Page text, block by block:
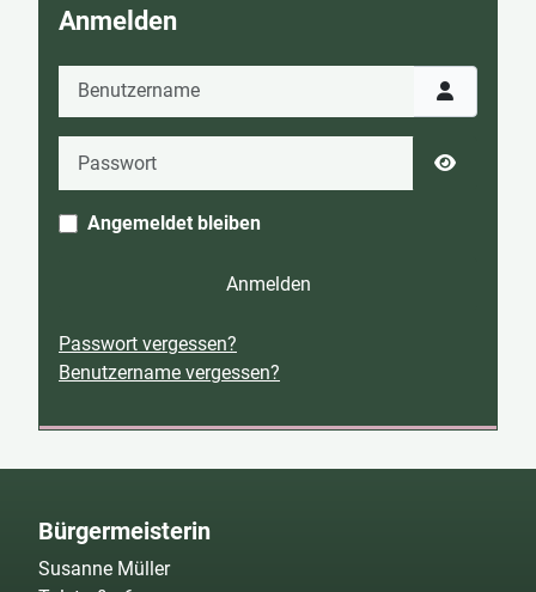
Anmelden
Benutzername
Angemeldet bleiben
Anmelden
Passwort vergessen?
Benutzername vergessen?
Bürgermeisterin
Susanne Müller